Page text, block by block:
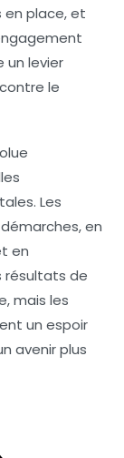
en place, et
un levier
le
Les
en
en
résultats de
mais les
un espoir
avenir plus